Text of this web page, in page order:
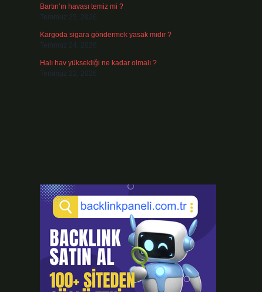
Bartın’ın havası temiz mi ?
Temmuz 25, 2026
Kargoda sigara göndermek yasak mıdır ?
Temmuz 24, 2026
Halı hav yüksekliği ne kadar olmalı ?
Temmuz 22, 2026